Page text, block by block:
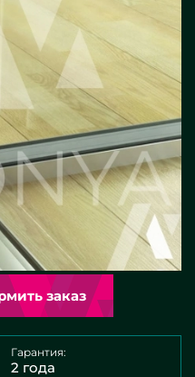
Оформить заказ
Гарантия:
2 года